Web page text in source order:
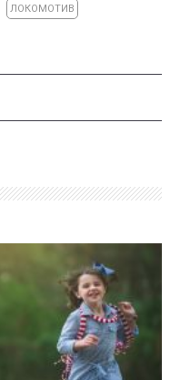
ЛОКОМОТИВ